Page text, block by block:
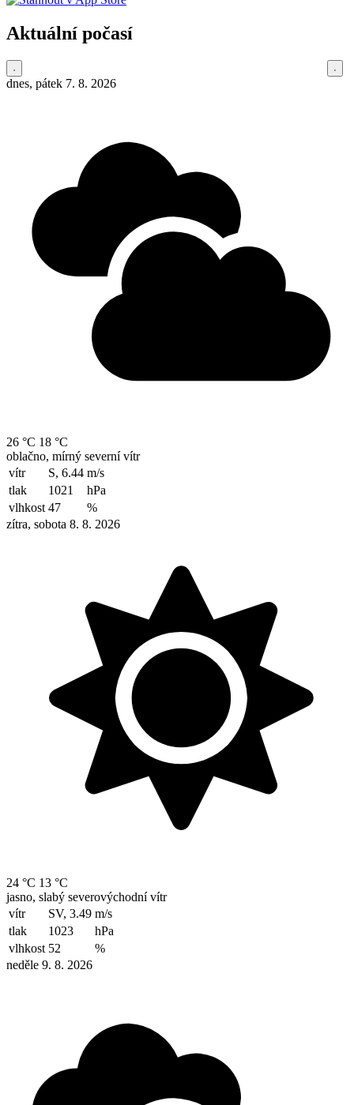
Aktuální počasí
dnes, pátek 7. 8. 2026
26 °C 18 °C
oblačno, mírný severní vítr
vítr
S, 6.44 m/s
tlak
1021
hPa
vlhkost 47
%
zítra, sobota 8. 8. 2026
24 °C 13 °C
jasno, slabý severovýchodní vítr
vítr
SV, 3.49 m/s
tlak
1023
hPa
vlhkost 52
%
neděle 9. 8. 2026